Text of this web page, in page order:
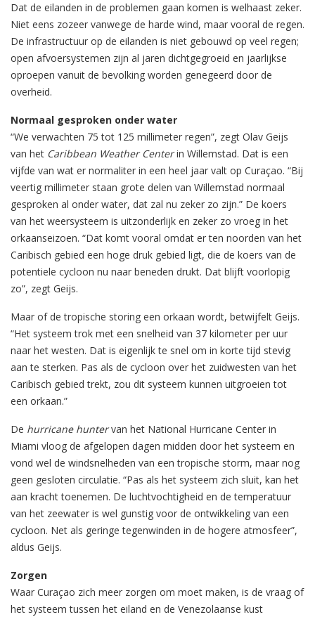
Dat de eilanden in de problemen gaan komen is welhaast zeker.
Niet eens zozeer vanwege de harde wind, maar vooral de regen.
De infrastructuur op de eilanden is niet gebouwd op veel regen;
open afvoersystemen zijn al jaren dichtgegroeid en jaarlijkse
oproepen vanuit de bevolking worden genegeerd door de
overheid.
Normaal gesproken onder water
“We verwachten 75 tot 125 millimeter regen”, zegt Olav Geijs
van het Caribbean Weather Centerin Willemstad. Dat is een
vijfde van wat er normaliter in een heel jaar valt op Curaçao. “Bij
veertig millimeter staan grote delen van Willemstad normaal
gesproken al onder water, dat zal nu zeker zo zijn.” De koers
van het weersysteem is uitzonderlijk en zeker zo vroeg in het
orkaanseizoen. “Dat komt vooral omdat er ten noorden van het
Caribisch gebied een hoge druk gebied ligt, die de koers van de
potentiele cycloon nu naar beneden drukt. Dat blijft voorlopig
zo”, zegt Geijs.
Maar of de tropische storing een orkaan wordt, betwijfelt Geijs.
“Het systeem trok met een snelheid van 37 kilometer per uur
naar het westen. Dat is eigenlijk te snel om in korte tijd stevig
aan te sterken. Pas als de cycloon over het zuidwesten van het
Caribisch gebied trekt, zou dit systeem kunnen uitgroeien tot
een orkaan.”
De hurricane huntervan het National Hurricane Center in
Miami vloog de afgelopen dagen midden door het systeem en
vond wel de windsnelheden van een tropische storm, maar nog
geen gesloten circulatie. “Pas als het systeem zich sluit, kan het
aan kracht toenemen. De luchtvochtigheid en de temperatuur
van het zeewater is wel gunstig voor de ontwikkeling van een
cycloon. Net als geringe tegenwinden in de hogere atmosfeer”,
aldus Geijs.
Zorgen
Waar Curaçao zich meer zorgen om moet maken, is de vraag of
het systeem tussen het eiland en de Venezolaanse kust